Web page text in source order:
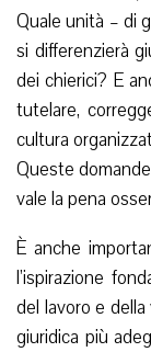
Quale unità – di
si differenzierà
dei chierici? E
tutelare,
cultura
Queste
vale la pena
È anche
l’ispirazione
del lavoro e
giuridica più